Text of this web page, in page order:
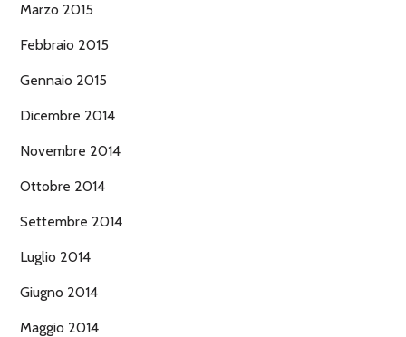
Marzo 2015
Febbraio 2015
Gennaio 2015
Dicembre 2014
Novembre 2014
Ottobre 2014
Settembre 2014
Luglio 2014
Giugno 2014
Maggio 2014